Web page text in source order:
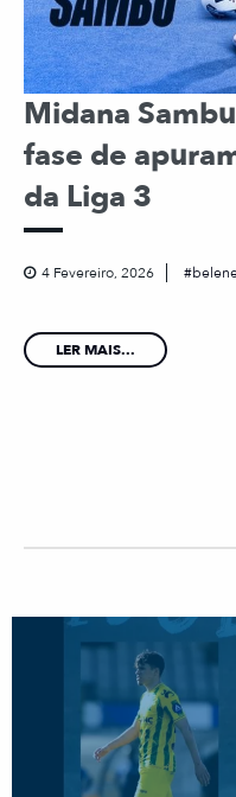
Midana
fase de
da Liga 3
4 Fevereiro, 2026
LER MAIS...